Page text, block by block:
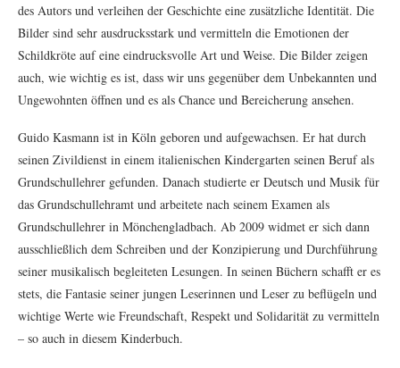
des Autors und verleihen der Geschichte eine zusätzliche Identität. Die
Bilder sind sehr ausdrucksstark und vermitteln die Emotionen der
Schildkröte auf eine eindrucksvolle Art und Weise. Die Bilder zeigen
auch, wie wichtig es ist, dass wir uns gegenüber dem Unbekannten und
Ungewohnten öffnen und es als Chance und Bereicherung ansehen.
Guido Kasmann ist in Köln geboren und aufgewachsen. Er hat durch
seinen Zivildienst in einem italienischen Kindergarten seinen Beruf als
Grundschullehrer gefunden. Danach studierte er Deutsch und Musik für
das Grundschullehramt und arbeitete nach seinem Examen als
Grundschullehrer in Mönchengladbach. Ab 2009 widmet er sich dann
ausschließlich dem Schreiben und der Konzipierung und Durchführung
seiner musikalisch begleiteten Lesungen. In seinen Büchern schafft er es
stets, die Fantasie seiner jungen Leserinnen und Leser zu beflügeln und
wichtige Werte wie Freundschaft, Respekt und Solidarität zu vermitteln
– so auch in diesem Kinderbuch.